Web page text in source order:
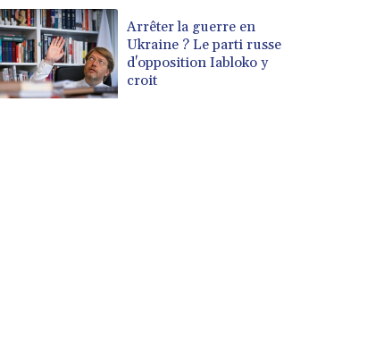
Arrêter la guerre en
Ukraine ? Le parti russe
d'opposition Iabloko y
croit